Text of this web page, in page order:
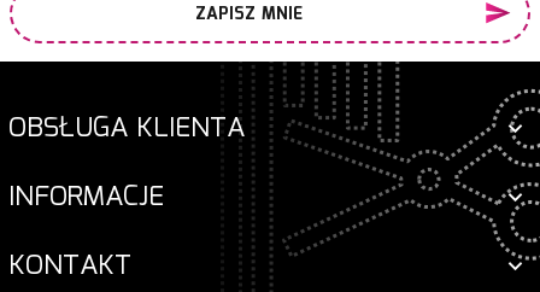
ZAPISZ MNIE
OBSŁUGA KLIENTA
INFORMACJE
KONTAKT